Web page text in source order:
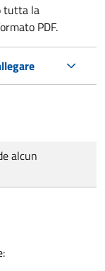
tutta la
PDF.
alcun